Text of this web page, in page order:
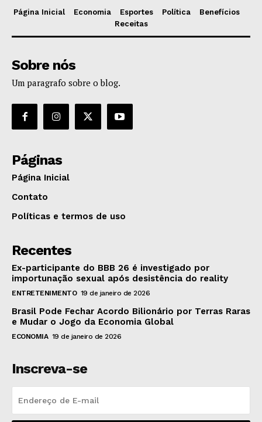
Página Inicial Economia Esportes Política
Benefícios
Receitas
Sobre nós
Um paragrafo sobre o blog.
Páginas
Página Inicial
Contato
Políticas e termos de uso
Recentes
Ex-participante do BBB 26 é investigado por
importunação sexual após desistência do reality
ENTRETENIMENTO 19 de janeiro de 2026
Brasil Pode Fechar Acordo Bilionário por Terras Raras
e Mudar o Jogo da Economia Global
ECONOMIA 19 de janeiro de 2026
Inscreva-se